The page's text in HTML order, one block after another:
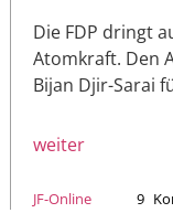
Die FDP dringt
Atomkraft. Den
Bijan Djir-Sarai
weiter
JF-Online 9